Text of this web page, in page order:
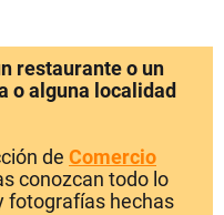
restaurante o un
o alguna localidad
de Comercio
conozcan todo lo
fotografías hechas